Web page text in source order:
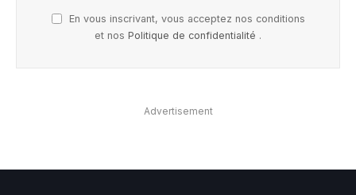
En vous inscrivant, vous acceptez nos conditions
et nos Politique de confidentialité .
Advertisement